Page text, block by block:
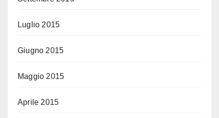
Luglio 2015
Giugno 2015
Maggio 2015
Aprile 2015